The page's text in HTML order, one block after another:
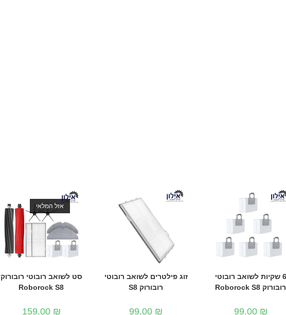
6 שקיות לשואב רובוטי
רובורוק Roborock S8
99.00 ₪
זוג פילטרים לשואב רובוטי
רובורוק S8
99.00 ₪
אזל המלאי
סט לשואב רובוטי רובורוק
Roborock S8
159.00 ₪